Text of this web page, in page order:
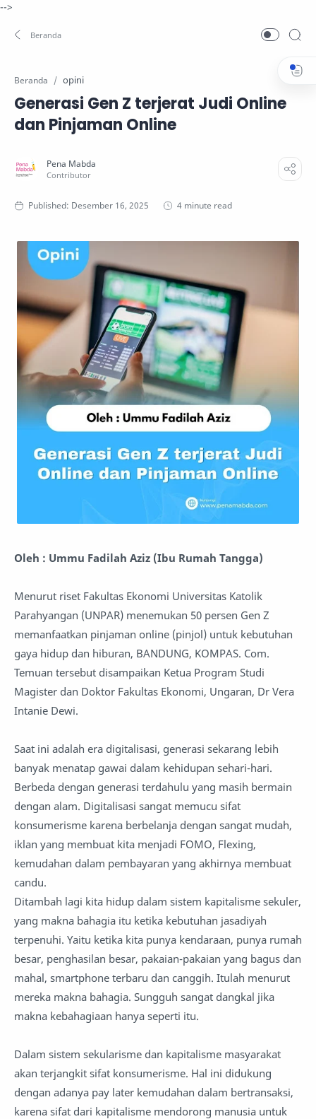
-->
Beranda opini
Generasi Gen Z terjerat Judi Online
dan Pinjaman Online
4 minute read
Oleh : Ummu Fadilah Aziz (Ibu Rumah Tangga)
Menurut riset Fakultas Ekonomi Universitas Katolik
Parahyangan (UNPAR) menemukan 50 persen Gen Z
memanfaatkan pinjaman online (pinjol) untuk kebutuhan
gaya hidup dan hiburan, BANDUNG, KOMPAS. Com.
Temuan tersebut disampaikan Ketua Program Studi
Magister dan Doktor Fakultas Ekonomi, Ungaran, Dr Vera
Intanie Dewi.
Saat ini adalah era digitalisasi, generasi sekarang lebih
banyak menatap gawai dalam kehidupan sehari-hari.
Berbeda dengan generasi terdahulu yang masih bermain
dengan alam. Digitalisasi sangat memucu sifat
konsumerisme karena berbelanja dengan sangat mudah,
iklan yang membuat kita menjadi FOMO, Flexing,
kemudahan dalam pembayaran yang akhirnya membuat
candu.
Ditambah lagi kita hidup dalam sistem kapitalisme sekuler,
yang makna bahagia itu ketika kebutuhan jasadiyah
terpenuhi. Yaitu ketika kita punya kendaraan, punya rumah
besar, penghasilan besar, pakaian-pakaian yang bagus dan
mahal, smartphone terbaru dan canggih. Itulah menurut
mereka makna bahagia. Sungguh sangat dangkal jika
makna kebahagiaan hanya seperti itu.
Dalam sistem sekularisme dan kapitalisme masyarakat
akan terjangkit sifat konsumerisme. Hal ini didukung
dengan adanya pay later kemudahan dalam bertransaksi,
karena sifat dari kapitalisme mendorong manusia untuk